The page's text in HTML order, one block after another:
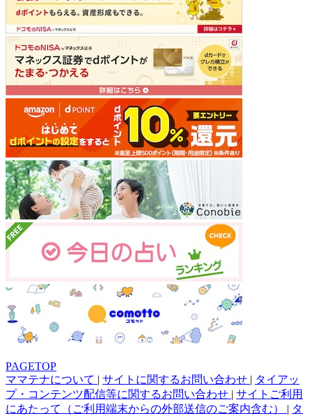
PAGETOP
ママテナについて | サイトに関するお問い合わせ | タイアッ
プ・コンテンツ配信等に関するお問い合わせ | サイトご利用
にあたって（ご利用端末からの外部送信のご案内含む） | タ